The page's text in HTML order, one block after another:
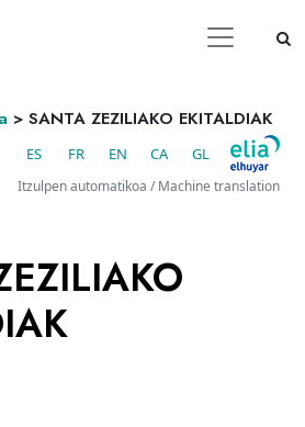
> SANTA ZEZILIAKO EKITALDIAK
ES FR EN CA GL
Itzulpen automatikoa / Machine translation